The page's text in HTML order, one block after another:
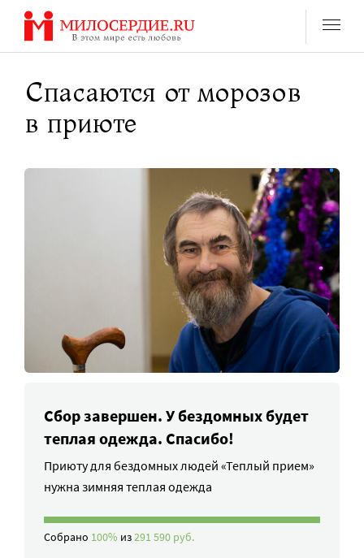
Перейти
содержанию
Спасаются от морозов
в приюте
Сбор завершен. У бездомных будет
теплая одежда. Спасибо!
Приюту для бездомных людей «Теплый прием»
нужна зимняя теплая одежда
Собрано 100% из291 590 руб.